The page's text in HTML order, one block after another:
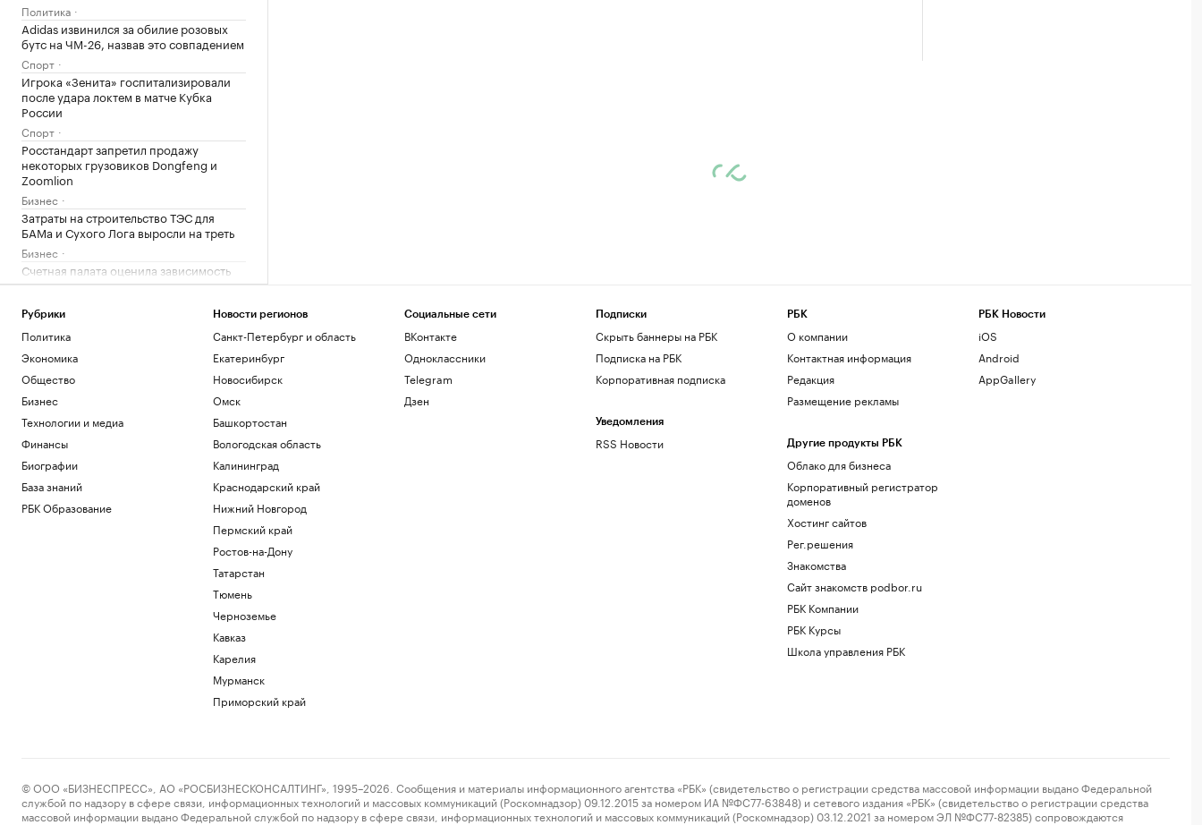
Политика
Adidas извинился за обилие розовых
бутс на ЧМ-26, назвав это совпадением
Спорт
Игрока «Зенита» госпитализировали
после удара локтем в матче Кубка
России
Спорт
Росстандарт запретил продажу
некоторых грузовиков Dongfeng и
Zoomlion
Бизнес
Затраты на строительство ТЭС для
БАМа и Сухого Лога выросли на треть
Бизнес
Счетная палата оценила зависимость
науки от зарубежного оборудования
Рубрики
Политика
Экономика
Общество
Бизнес
Технологии и медиа
Финансы
Биографии
База знаний
РБК Образование
Новости регионов
Санкт-Петербург и область
Екатеринбург
Новосибирск
Омск
Башкортостан
Вологодская область
Калининград
Краснодарский край
Нижний Новгород
Пермский край
Ростов-на-Дону
Татарстан
Тюмень
Черноземье
Кавказ
Карелия
Мурманск
Приморский край
Социальные сети
ВКонтакте
Одноклассники
Telegram
Дзен
Подписки
Скрыть баннеры на РБК
Подписка на РБК
Корпоративная подписка
Уведомления
RSS Новости
РБК
О компании
Контактная информация
Редакция
Размещение рекламы
Другие продукты РБК
Облако для бизнеса
Корпоративный регистратор
доменов
Хостинг сайтов
Рег.решения
Знакомства
Сайт знакомств podbor.ru
РБК Компании
РБК Курсы
Школа управления РБК
РБК Новости
iOS
Android
AppGallery
© ООО «БИЗНЕСПРЕСС», АО «РОСБИЗНЕСКОНСАЛТИНГ», 1995–2026. Сообщения и материалы информационного агентства «РБК» (свидетельство о регистрации средства массовой информации выдано Федеральной
службой по надзору в сфере связи, информационных технологий и массовых коммуникаций (Роскомнадзор) 09.12.2015 за номером ИА №ФС77-63848) и сетевого издания «РБК» (свидетельство о регистрации средства
массовой информации выдано Федеральной службой по надзору в сфере связи, информационных технологий и массовых коммуникаций (Роскомнадзор) 03.12.2021 за номером ЭЛ №ФС77-82385) сопровождаются